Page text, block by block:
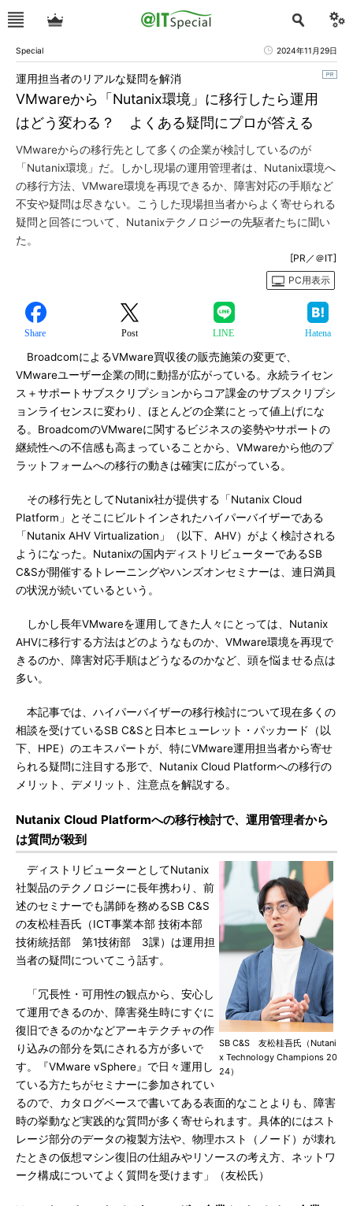
Special 2024年11月29日
VMwareから「Nutanix環境」に移行したら運用
はどう変わる？ よくある疑問にプロが答える
運用担当者のリアルな疑問を解消
VMwareからの移行先として多くの企業が検討しているのが
「Nutanix環境」だ。しかし現場の運用管理者は、Nutanix環境へ
の移行方法、VMware環境を再現できるか、障害対応の手順など
不安や疑問は尽きない。こうした現場担当者からよく寄せられる
疑問と回答について、Nutanixテクノロジーの先駆者たちに聞い
た。
[PR／＠IT]
PC用表示
Share Post LINE Hatena
BroadcomによるVMware買収後の販売施策の変更で、
VMwareユーザー企業の間に動揺が広がっている。永続ライセン
ス＋サポートサブスクリプションからコア課金のサブスクリプシ
ョンライセンスに変わり、ほとんどの企業にとって値上げにな
る。BroadcomのVMwareに関するビジネスの姿勢やサポートの
継続性への不信感も高まっていることから、VMwareから他のプ
ラットフォームへの移行の動きは確実に広がっている。
その移行先としてNutanix社が提供する「Nutanix Cloud
Platform」とそこにビルトインされたハイパーバイザーである
「Nutanix AHV Virtualization」（以下、AHV）がよく検討される
ようになった。Nutanixの国内ディストリビューターであるSB
C&Sが開催するトレーニングやハンズオンセミナーは、連日満員
の状況が続いているという。
しかし長年VMwareを運用してきた人々にとっては、Nutanix
AHVに移行する方法はどのようなものか、VMware環境を再現で
きるのか、障害対応手順はどうなるのかなど、頭を悩ませる点は
多い。
本記事では、ハイパーバイザーの移行検討について現在多くの
相談を受けているSB C&Sと日本ヒューレット・パッカード（以
下、HPE）のエキスパートが、特にVMware運用担当者から寄せ
られる疑問に注目する形で、Nutanix Cloud Platformへの移行の
メリット、デメリット、注意点を解説する。
Nutanix Cloud Platformへの移行検討で、運用管理者から
は質問が殺到
SB C&S 友松桂吾氏（Nutani
x Technology Champions 20
24）
ディストリビューターとしてNutanix
社製品のテクノロジーに長年携わり、前
述のセミナーでも講師を務めるSB C&S
の友松桂吾氏（ICT事業本部 技術本部
技術統括部 第1技術部 3課）は運用担
当者の疑問についてこう話す。
「冗長性・可用性の観点から、安心し
て運用できるのか、障害発生時にすぐに
復旧できるのかなどアーキテクチャの作
り込みの部分を気にされる方が多いで
す。『VMware vSphere』で日々運用し
ている方たちがセミナーに参加されてい
るので、カタログベースで書いてある表面的なことよりも、障害
時の挙動など実践的な質問が多く寄せられます。具体的にはスト
レージ部分のデータの複製方法や、物理ホスト（ノード）が壊れ
たときの仮想マシン復旧の仕組みやリソースの考え方、ネットワ
ーク構成についてよく質問を受けます」（友松氏）